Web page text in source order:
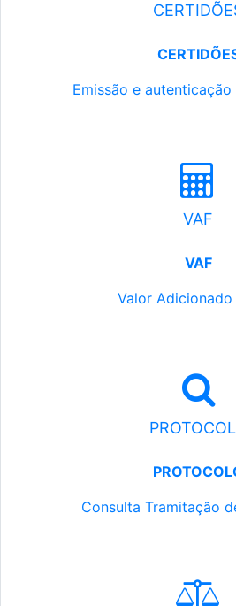
Emissão e
VAF
VAF
Valor Adicionado
Consulta Tramitação